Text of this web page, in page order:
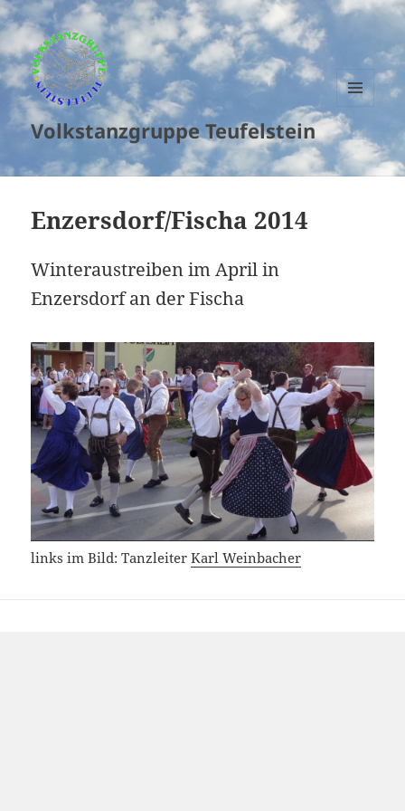
Volkstanzgruppe Teufelstein
MENU
AND
WIDGETS
Enzersdorf/Fischa 2014
Winteraustreiben im April in
Enzersdorf an der Fischa
links im Bild: TanzleiterKarl Weinbacher